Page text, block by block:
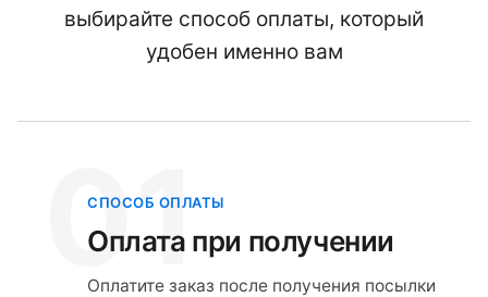
выбирайте способ оплаты, который
удобен именно вам
01
СПОСОБ ОПЛАТЫ
Оплата при получении
Оплатите заказ после получения посылки